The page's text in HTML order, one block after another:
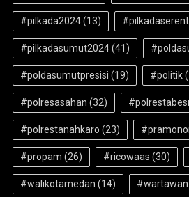
#pilkada2024(13)
#pilkadasumut2024(41)
#poldasumutpresisi (19) #politik
#polresasahan (32)
#polrestanahkaro (23)
#propam (26) #ricowaas (30)
#walikotamedan (14) #wartawan